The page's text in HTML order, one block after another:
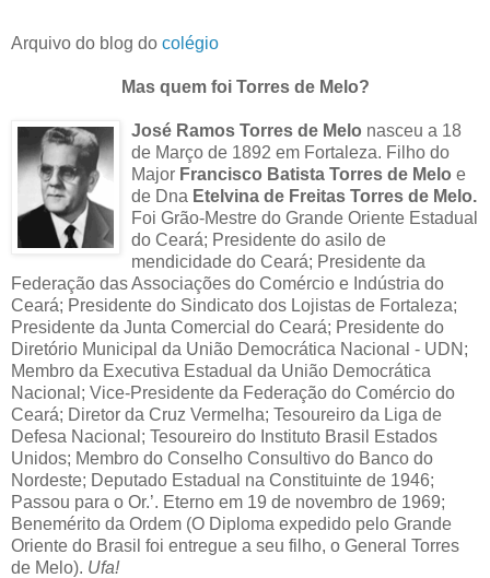
Arquivo do blog do colégio
Mas quem foi Torres de Melo?
José Ramos Torres de Melo nasceu a 18
de Março de 1892 em Fortaleza. Filho do
Major Francisco Batista Torres de Melo e
de Dna Etelvina de Freitas Torres de Melo.
Foi Grão-Mestre do Grande Oriente Estadual
do Ceará; Presidente do asilo de
mendicidade do Ceará; Presidente da
Federação das Associações do Comércio e Indústria do
Ceará; Presidente do Sindicato dos Lojistas de Fortaleza;
Presidente da Junta Comercial do Ceará; Presidente do
Diretório Municipal da União Democrática Nacional - UDN;
Membro da Executiva Estadual da União Democrática
Nacional; Vice-Presidente da Federação do Comércio do
Ceará; Diretor da Cruz Vermelha; Tesoureiro da Liga de
Defesa Nacional; Tesoureiro do Instituto Brasil Estados
Unidos; Membro do Conselho Consultivo do Banco do
Nordeste; Deputado Estadual na Constituinte de 1946;
Passou para o Or.’. Eterno em 19 de novembro de 1969;
Benemérito da Ordem (O Diploma expedido pelo Grande
Oriente do Brasil foi entregue a seu filho, o General Torres
de Melo). Ufa!